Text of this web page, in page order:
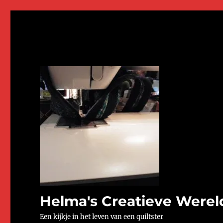
Helma's Creatieve
Een kijkje in het leven van een quiltster